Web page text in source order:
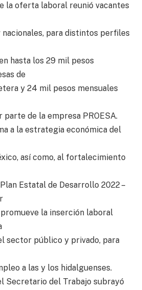
la oferta laboral reunió vacantes
para distintos perfiles
hasta los 29 mil pesos
de
y 24 mil pesos mensuales
de la empresa PROESA.
a la estrategia económica del
así como, al fortalecimiento
Estatal de Desarrollo 2022 –
la inserción laboral
sector público y privado, para
a las y los hidalguenses.
Secretario del Trabajo subrayó